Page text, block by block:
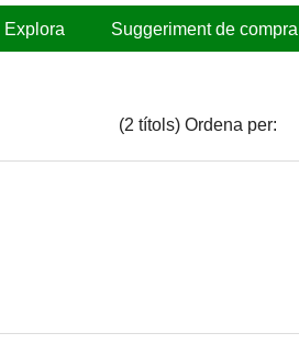
Explora Suggeriment de compra
(2 títols) Ordena per: